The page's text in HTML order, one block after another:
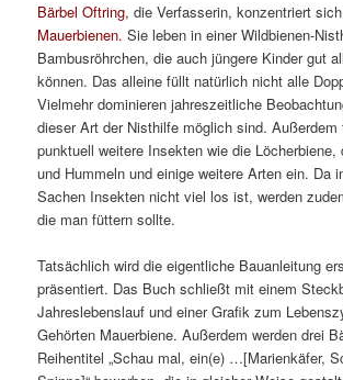
Bärbel Oftring, die Verfasserin, konzentriert
Mauerbienen. Sie leben in einer Wildbienen-
Bambusröhrchen, die auch jüngere Kinder gut
können. Das alleine füllt natürlich nicht alle
Vielmehr dominieren jahreszeitliche
dieser Art der Nisthilfe möglich sind. Außerdem
punktuell weitere Insekten wie die Löcherbiene,
und Hummeln und einige weitere Arten ein. Da
Sachen Insekten nicht viel los ist, werden
die man füttern sollte.
Tatsächlich wird die eigentliche Bauanleitung
präsentiert. Das Buch schließt mit einem
Jahreslebenslauf und einer Grafik zum
Gehörten Mauerbiene. Außerdem werden drei
Reihentitel „Schau mal, ein(e) …[Marienkäfer,